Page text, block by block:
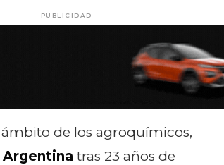
PUBLICIDAD
de los agroquímicos,
Argentina tras 23 años de